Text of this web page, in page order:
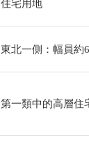
住宅用地
東北一側：幅員約
第一類中的高層住